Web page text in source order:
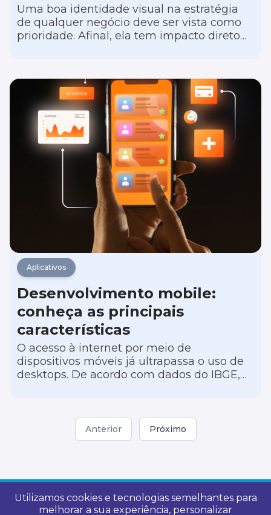
Uma boa identidade visual na estratégia
de qualquer negócio deve ser vista como
prioridade. Afinal, ela tem impacto direto
destacar no mercado.
Aplicativos
Desenvolvimento mobile:
conheça as principais
características
O acesso à internet por meio de
dispositivos móveis já ultrapassa o uso de
desktops. De acordo com dados do IBGE,
desenvolvimento mobile se tornou uma
área crítica para o sucesso das empresas.
Anterior Próximo
Utilizamos cookies e tecnologias semelhantes para
melhorar a sua experiência, personalizar